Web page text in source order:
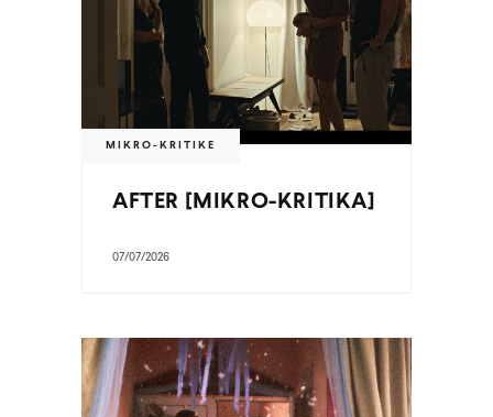
MIKRO-KRITIKE
AFTER [MIKRO-KRITIKA]
07/07/2026